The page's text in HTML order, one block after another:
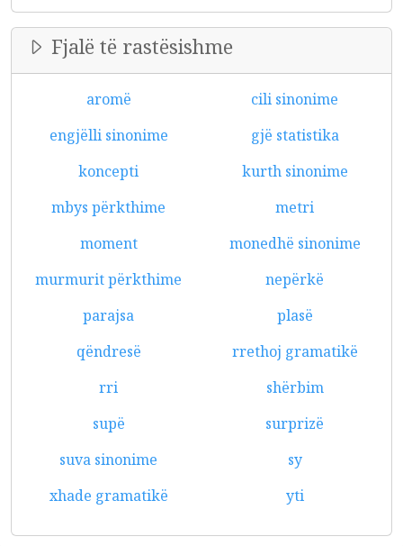
Fjalë të rastësishme
aromë
cili sinonime
engjëlli sinonime
gjë statistika
koncepti
kurth sinonime
mbys përkthime
metri
moment
monedhë sinonime
murmurit përkthime
nepërkë
parajsa
plasë
qëndresë
rrethoj gramatikë
rri
shërbim
supë
surprizë
suva sinonime
sy
xhade gramatikë
yti